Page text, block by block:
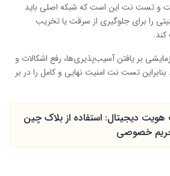
و تست نت این است که شبکه اصلی باید
را برای جلوگیری از سرقت یا تخریب
کند.
بر یافتن آسیب‌پذیری‌ها، رفع اشکالات و
تست نت امنیت نهایی و کامل را در بر
دیجیتال: استفاده از بلاک چین
حریم خصوصی